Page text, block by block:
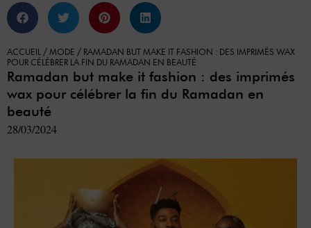
ACCUEIL / MODE / RAMADAN BUT MAKE IT FASHION : DES IMPRIMÉS WAX
POUR CÉLÉBRER LA FIN DU RAMADAN EN BEAUTÉ
Ramadan but make it fashion : des imprimés
wax pour célébrer la fin du Ramadan en
beauté
28/03/2024